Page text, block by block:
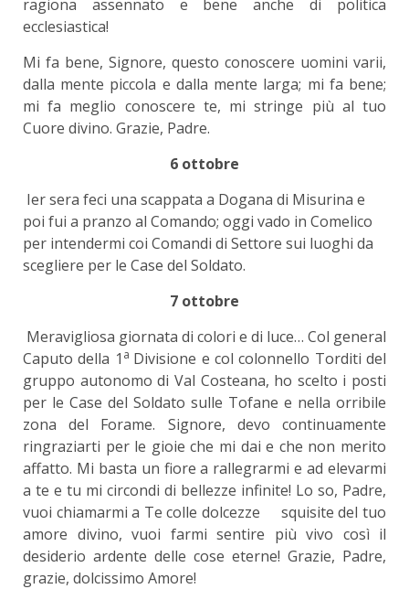
ragiona assennato e bene anche di politica
ecclesiastica!
Mi fa bene, Signore, questo conoscere uomini varii,
dalla mente piccola e dalla mente larga; mi fa bene;
mi fa meglio conoscere te, mi stringe più al tuo
Cuore divino. Grazie, Padre.
6 ottobre
Ier sera feci una scappata a Dogana di Misurina e
poi fui a pranzo al Comando; oggi vado in Comelico
per intendermi coi Comandi di Settore sui luoghi da
scegliere per le Case del Soldato.
7 ottobre
Meravigliosa giornata di colori e di luce… Col general
Caputo della 1 a Divisione e col colonnello Torditi del
gruppo autonomo di Val Costeana, ho scelto i posti
per le Case del Soldato sulle Tofane e nella orribile
zona del Forame. Signore, devo continuamente
ringraziarti per le gioie che mi dai e che non merito
affatto. Mi basta un fiore a rallegrarmi e ad elevarmi
a te e tu mi circondi di bellezze infinite! Lo so, Padre,
vuoi chiamarmi a Te colle dolcezze squisite del tuo
amore divino, vuoi farmi sentire più vivo così il
desiderio ardente delle cose eterne! Grazie, Padre,
grazie, dolcissimo Amore!